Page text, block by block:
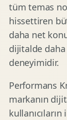
tüm temas
hissettiren
daha net
dijitalde
deneyimidir.
Performans
markanın